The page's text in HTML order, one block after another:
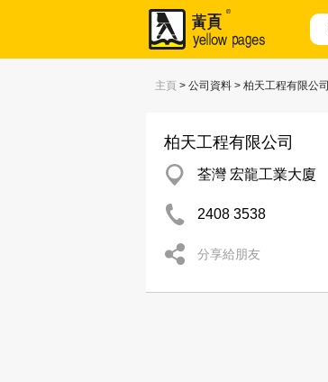
主頁 > 公司資料 > 柏天工程有限公司
柏天工程有限公司
荃灣 宏龍工業大廈
2408 3538
分享給朋友